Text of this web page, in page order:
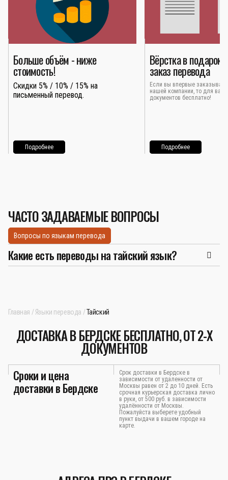
Больше объём - ниже
стоимость!
Скидки 5% / 10% / 15% на
письменный перевод.
Подробнее
Вёрстка в подарок
заказ перевода
Если вы впервые
нашей компании, то для вас
документов бесплатно!
Подробнее
ЧАСТО ЗАДАВАЕМЫЕ ВОПРОСЫ
Вопросы по языкам перевода
Какие есть переводы на тайский язык?
Главная Языки перевода Тайский
ДОСТАВКА В БЕРДСКЕ БЕСПЛАТНО, ОТ 2-Х
ДОКУМЕНТОВ
Сроки и цена
доставки в Бердске
Срок доставки в Бердске в
зависимости от удаленности от
Москвы равен от 2 до 10 дней. Есть
срочная курьерская доставка лично
в руки, от 500 руб. в зависимости
удалённости от Москвы.
Пожалуйста выберете удобный
пункт выдачи в вашем городе на
карте.